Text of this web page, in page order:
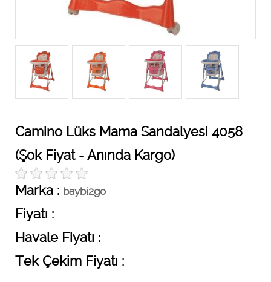
Camino Lüks Mama Sandalyesi 4058
(Şok Fiyat - Anında Kargo)
Marka : baybi2go
Fiyatı :
Havale Fiyatı :
Tek Çekim Fiyatı :